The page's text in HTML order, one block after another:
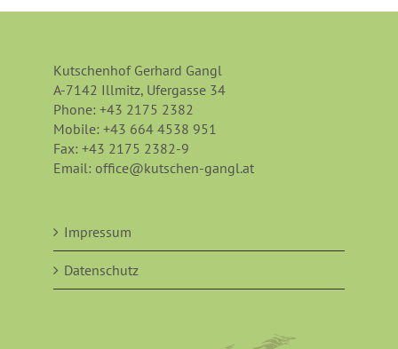
Kutschenhof Gerhard Gangl
A-7142 Illmitz, Ufergasse 34
Phone: +43 2175 2382
Mobile: +43 664 4538 951
Fax: +43 2175 2382-9
Email: office@kutschen-gangl.at
Impressum
Datenschutz